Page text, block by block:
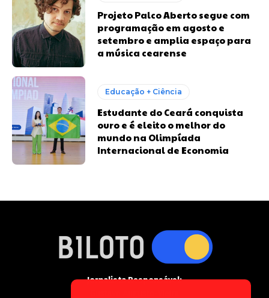
Projeto Palco Aberto segue com
programação em agosto e
setembro e amplia espaço para
a música cearense
Educação + Ciência
Estudante do Ceará conquista
ouro e é eleito o melhor do
mundo na Olimpíada
Internacional de Economia
Jornalista Responsável: